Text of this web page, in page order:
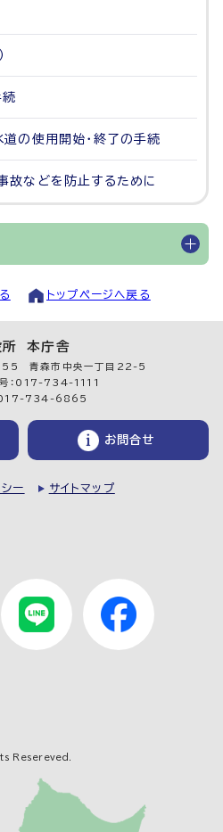
続
道の使用開始・終了の手続
故などを防止するために
トップページへ戻る
所 本庁舎
青森市中央一丁目22-5
：017-734-1111
：017-734-6865
お問合せ
ー サイトマップ
Resereved.